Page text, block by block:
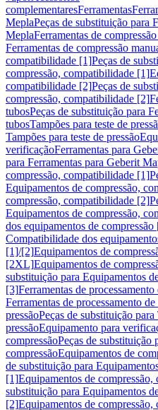
complementaresFerramentas
MeplaPeças de substituição para
MeplaFerramentas de
Ferramentas de compressão
compatibilidade [1]Peças de
compressão, compatibilidade [1]
compatibilidade [2]Peças de
compressão, compatibilidade [2]
tubosPeças de substituição para
tubosTampões para teste de
Tampões para teste de pressão
verificaçãoFerramentas para
para Ferramentas para Geberit
compressão, compatibilidade [1]
Equipamentos de compressão,
compressão, compatibilidade [2]
Equipamentos de compressão,
dos equipamentos de
Compatibilidade dos
[1]/[2]Equipamentos de
[2XL]Equipamentos de
substituição para Equipamentos
[3]Ferramentas de processamento
Ferramentas de processamento
pressãoPeças de substituição
pressãoEquipamento para
compressãoPeças de substituição
compressãoEquipamentos de
de substituição para
[1]Equipamentos de
substituição para Equipamentos
[2]Equipamentos de